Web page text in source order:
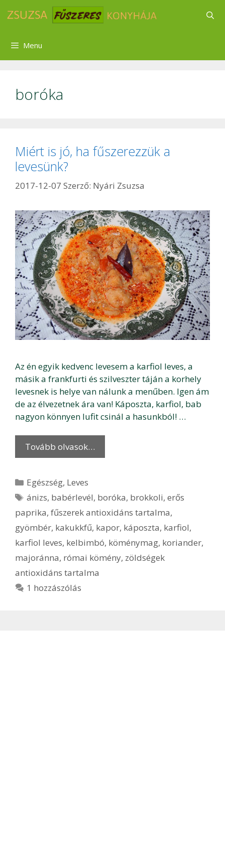
Menu
boróka
Miért is jó, ha fűszerezzük a
levesünk?
2017-12-07 Szerző: Nyári Zsuzsa
Az én egyik kedvenc levesem a karfiol leves, a
másik a frankfurti és szilveszter táján a korhely
levesnek is helye van nálunk a menűben. Igen ám
de az élvezetnek ára van! Káposzta, karfiol, bab
nagyon könnyen lufit csinál a hasunkból! …
Tovább olvasok…
Kategória
Egészség, Leves
Címkék
ánizs, babérlevél, boróka, brokkoli,erős
paprika, fűszerek antioxidáns tartalma,
gyömbér, kakukkfű, kapor, káposzta, karfiol,
karfiol leves, kelbimbó, köménymag, koriander,
majoránna, római kömény, zöldségek
antioxidáns tartalma
1 hozzászólás